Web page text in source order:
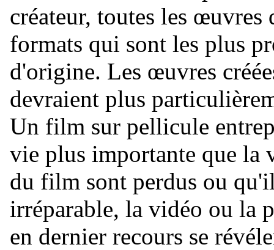
créateur, toutes les œuvres
formats qui sont les plus
d'origine. Les œuvres
devraient plus
Un film sur pellicule
vie plus importante que la
du film sont perdus ou
irréparable, la vidéo ou la
en dernier recours se